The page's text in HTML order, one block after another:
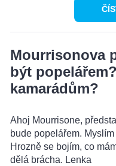
Mourrisonova
být
kamarádům?
Ahoj Mourrisone,
bude popelářem.
Hrozně se bojím, co
dělá brácha. Lenka